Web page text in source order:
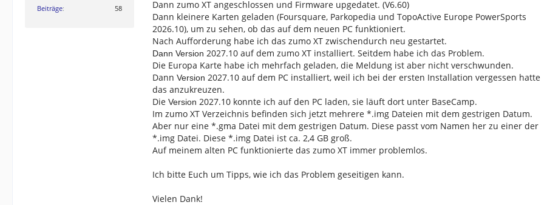
Beiträge
58
Dann zumo XT angeschlossen und Firmware upgedatet. (V6.60)
Dann kleinere Karten geladen (Foursquare, Parkopedia und TopoActive Europe PowerSports
2026.10), um zu sehen, ob das auf dem neuen PC funktioniert.
Nach Aufforderung habe ich das zumo XT zwischendurch neu gestartet.
Dann Version 2027.10 auf dem zumo XT installiert. Seitdem habe ich das Problem.
Die Europa Karte habe ich mehrfach geladen, die Meldung ist aber nicht verschwunden.
Dann Version 2027.10 auf dem PC installiert, weil ich bei der ersten Installation vergessen hatte
das anzukreuzen.
Die Version 2027.10 konnte ich auf den PC laden, sie läuft dort unter BaseCamp.
Im zumo XT Verzeichnis befinden sich jetzt mehrere *.img Dateien mit dem gestrigen Datum.
Aber nur eine *.gma Datei mit dem gestrigen Datum. Diese passt vom Namen her zu einer der
*.img Datei. Diese *.img Datei ist ca. 2,4 GB groß.
Auf meinem alten PC funktionierte das zumo XT immer problemlos.
Ich bitte Euch um Tipps, wie ich das Problem geseitigen kann.
Vielen Dank!